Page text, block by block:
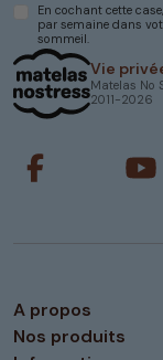
Vie
Matelas No
2011-2026
En cochant cette
par semaine dans
sommeil.
A propos
Nos produits